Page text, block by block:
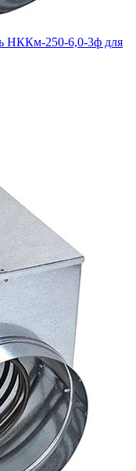
НККм-250-6,0-3ф для